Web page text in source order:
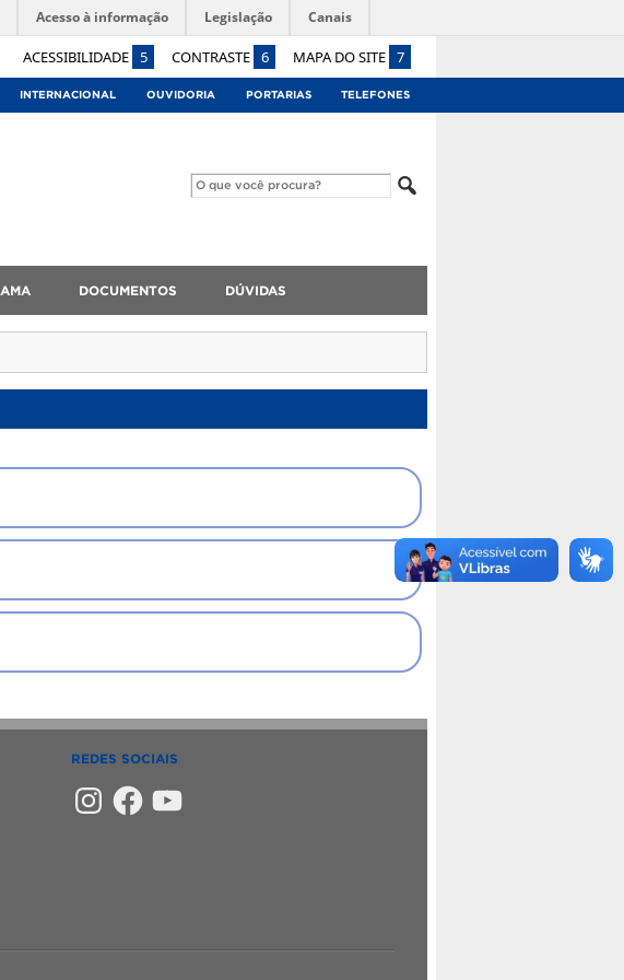
ACESSIBILIDADE 5 CONTRASTE 6 MAPA DO SITE 7
Acesso à informação Legislação Canais
INTERNACIONAL OUVIDORIA PORTARIAS TELEFONES
DOCUMENTOS DÚVIDAS
REDES SOCIAIS
InstagramFacebookYouTube